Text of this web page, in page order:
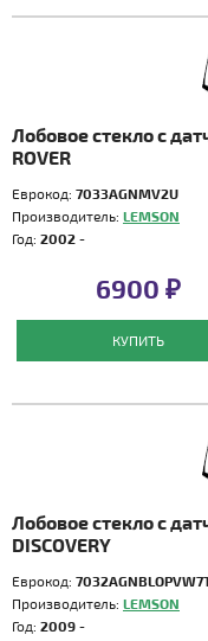
Лобовое стекло с
ROVER
Еврокод: 7033AGNMV2U
Производитель: LEMSON
Год: 2002 -
6900 ₽
КУПИТЬ
Лобовое стекло с
DISCOVERY
Еврокод:
Производитель: LEMSON
Год: 2009 -